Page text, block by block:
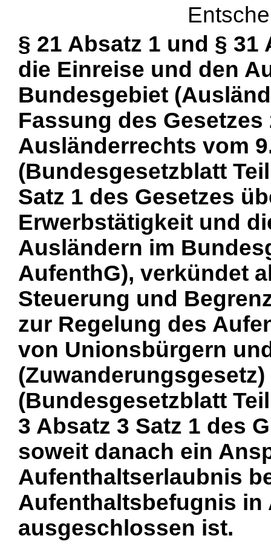
§ 21 Absatz 1 und §
die Einreise und den
Bundesgebiet
Fassung des
Ausländerrechts vom
(Bundesgesetzblatt
Satz 1 des Gesetzes
Erwerbstätigkeit und
Ausländern im
AufenthG), verkündet
Steuerung und
zur Regelung des
von Unionsbürgern
(Bundesgesetzblatt
3 Absatz 3 Satz 1 des
soweit danach ein
Aufenthaltserlaubnis
Aufenthaltsbefugnis in
ausgeschlossen ist.